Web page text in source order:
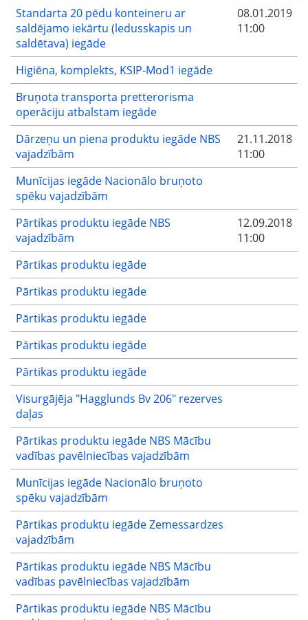
Standarta 20 pēdu konteineru ar
saldējamo iekārtu (ledusskapis un
saldētava) iegāde
08.01.2019
11:00
Higiēna, komplekts, KSIP-Mod1 iegāde
Bruņota transporta pretterorisma
operāciju atbalstam iegāde
Dārzeņu un piena produktu iegāde NBS
vajadzībām
21.11.2018
11:00
Munīcijas iegāde Nacionālo bruņoto
spēku vajadzībām
Pārtikas produktu iegāde NBS
vajadzībām
12.09.2018
11:00
Pārtikas produktu iegāde
Pārtikas produktu iegāde
Pārtikas produktu iegāde
Pārtikas produktu iegāde
Pārtikas produktu iegāde
Visurgājēja "Hagglunds Bv 206" rezerves
daļas
Pārtikas produktu iegāde NBS Mācību
vadības pavēlniecības vajadzībām
Munīcijas iegāde Nacionālo bruņoto
spēku vajadzībām
Pārtikas produktu iegāde Zemessardzes
vajadzībām
Pārtikas produktu iegāde NBS Mācību
vadības pavēlniecības vajadzībām
Pārtikas produktu iegāde NBS Mācību